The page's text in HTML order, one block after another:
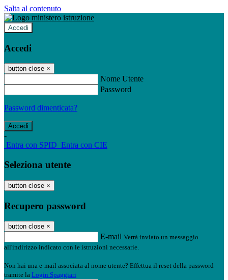
Salta al contenuto
Accedi
Accedi
button close ×
Nome Utente
Password
Password dimenticata?
-
Entra con SPID Entra con CIE
Seleziona utente
button close ×
Recupero password
button close ×
E-mail Verrà inviato un messaggio
all'indirizzo indicato con le istruzioni necessarie.
Non hai una e-mail associata al nome utente? Effettua il reset della password
tramite la Login Spaggiari